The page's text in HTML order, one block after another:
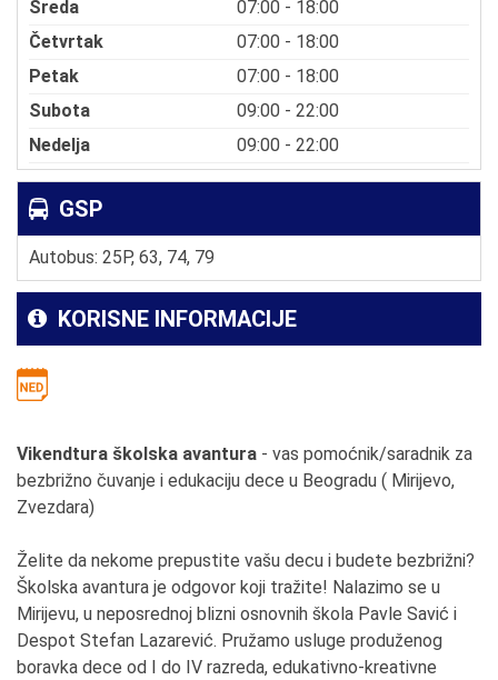
Sreda
07:00 - 18:00
Četvrtak
07:00 - 18:00
Petak
07:00 - 18:00
Subota
09:00 - 22:00
Nedelja
09:00 - 22:00
GSP
Autobus: 25P, 63, 74, 79
KORISNE INFORMACIJE
Vikendtura školska avantura - vas pomoćnik/saradnik za
bezbrižno čuvanje i edukaciju dece u Beogradu ( Mirijevo,
Zvezdara)
Želite da nekome prepustite vašu decu i budete bezbrižni?
Školska avantura je odgovor koji tražite! Nalazimo se u
Mirijevu, u neposrednoj blizni osnovnih škola Pavle Savić i
Despot Stefan Lazarević. Pružamo usluge produženog
boravka dece od I do IV razreda, edukativno-kreativne